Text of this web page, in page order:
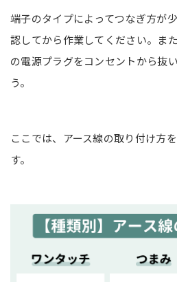
端子のタイプによってつなぎ方が
認してから作業してください。ま
の電源プラグをコンセントから抜
う。
ここでは、アース線の取り付け方
す。